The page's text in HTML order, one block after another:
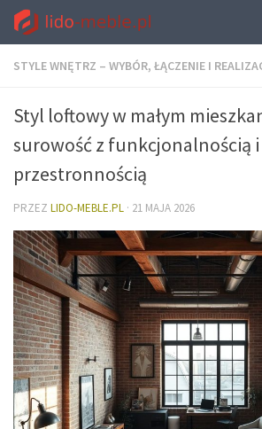
STYLE WNĘTRZ – WYBÓR, ŁĄCZENIE I
Styl loftowy w małym
surowość z funkcjonalnością i
przestronnością
PRZEZ LIDO-MEBLE.PL · 21 MAJA 2026